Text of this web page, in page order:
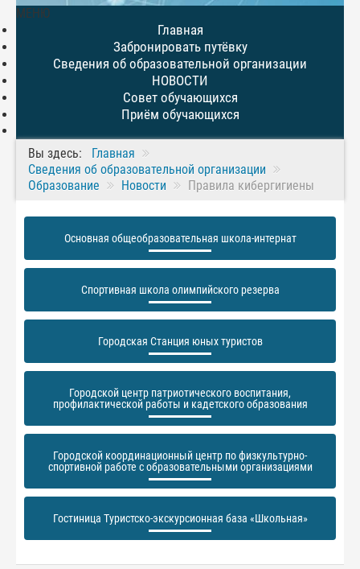
МЕНЮ
Главная
Забронировать путёвку
Сведения об образовательной организации
НОВОСТИ
Совет обучающихся
Приём обучающихся
Вы здесь:
Главная
Сведения об образовательной организации
Образование
Новости Правила кибергигиены
Основная общеобразовательная школа-интернат
Спортивная школа олимпийского резерва
Городская Станция юных туристов
Городской центр патриотического воспитания,
профилактической работы и кадетского образования
Городской координационный центр по физкультурно-
спортивной работе с образовательными организациями
Гостиница Туристско-экскурсионная база «Школьная»